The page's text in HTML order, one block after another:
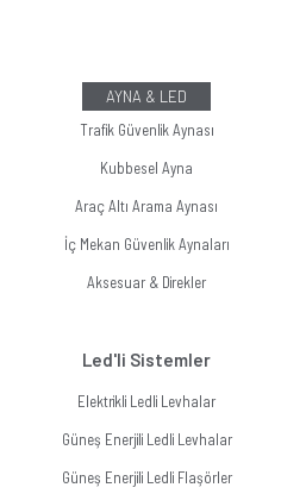
AYNA & LED
Trafik Güvenlik Aynası
Kubbesel Ayna
Araç Altı Arama Aynası
İç Mekan Güvenlik Aynaları
Aksesuar & Direkler
Led'li Sistemler
Elektrikli Ledli Levhalar
Güneş Enerjili Ledli Levhalar
Güneş Enerjili Ledli Flaşörler